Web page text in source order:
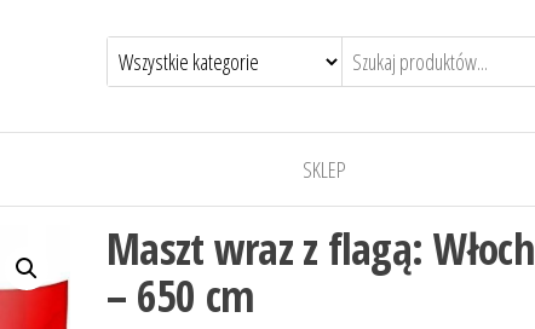
SKLEP
Maszt wraz z flagą: Włoch
– 650 cm